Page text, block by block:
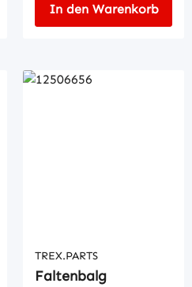
In den Warenkorb
TREX.PARTS
Faltenbalg